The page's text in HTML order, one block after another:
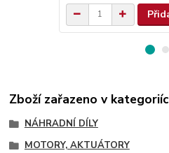
Zboží zařazeno v
NÁHRADNÍ DÍLY
MOTORY, AKTUÁTORY